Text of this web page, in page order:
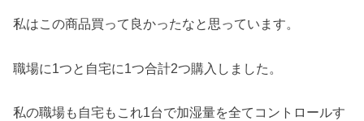
私はこの商品買って良かったなと思っています。
職場に1つと自宅に1つ合計2つ購入しました。
私の職場も自宅もこれ1台で加湿量を全てコントロールす